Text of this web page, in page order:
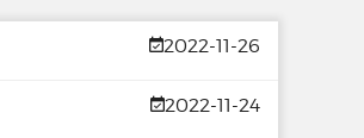
2022-11-26
2022-11-24